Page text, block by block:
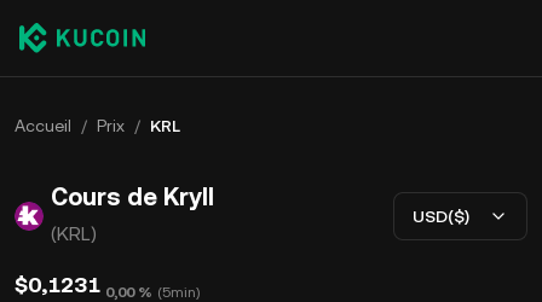
Accueil / Prix / KRL
Cours de Kryll
(KRL)
USD($)
$0,1231 0,00 % (5min)